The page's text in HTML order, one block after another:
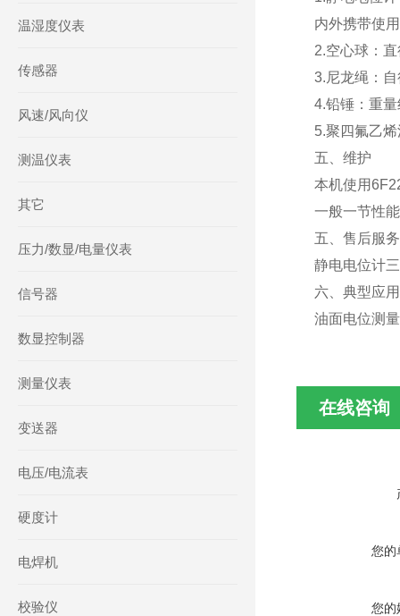
温湿度仪表
传感器
风速/风向仪
测温仪表
其它
压力/数显/电量仪表
信号器
数显控制器
测量仪表
变送器
电压/电流表
硬度计
电焊机
校验仪
内外携带使
2.空心球：
3.尼龙绳：
4.铅锤：重
5.聚四氟乙
五、维护
本机使用
一般一节性
五、售后服
静电电位计
六、典型应
油面电位测
在线咨询
您的
您的